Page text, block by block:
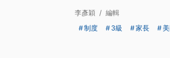
李彥穎 / 編輯
制度
3級 家長